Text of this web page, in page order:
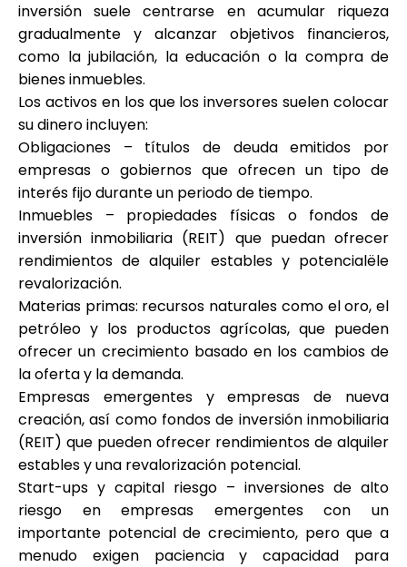
Ayuda
Mi Cuenta
Obtener financiación
ask@scrambleup.com
+372 712 2955
inversión suele centrarse en acumular riqueza
gradualmente y alcanzar objetivos financieros,
como la jubilación, la educación o la compra de
bienes inmuebles.
Los activos en los que los inversores suelen colocar
su dinero incluyen:
Obligaciones – títulos de deuda emitidos por
empresas o gobiernos que ofrecen un tipo de
interés fijo durante un periodo de tiempo.
Inmuebles – propiedades físicas o fondos de
inversión inmobiliaria (REIT) que puedan ofrecer
rendimientos de alquiler estables y potencialële
revalorización.
Materias primas: recursos naturales como el oro, el
petróleo y los productos agrícolas, que pueden
ofrecer un crecimiento basado en los cambios de
la oferta y la demanda.
Empresas emergentes y empresas de nueva
creación, así como fondos de inversión inmobiliaria
(REIT) que pueden ofrecer rendimientos de alquiler
estables y una revalorización potencial.
Start-ups y capital riesgo – inversiones de alto
riesgo en empresas emergentes con un
importante potencial de crecimiento, pero que a
menudo exigen paciencia y capacidad para